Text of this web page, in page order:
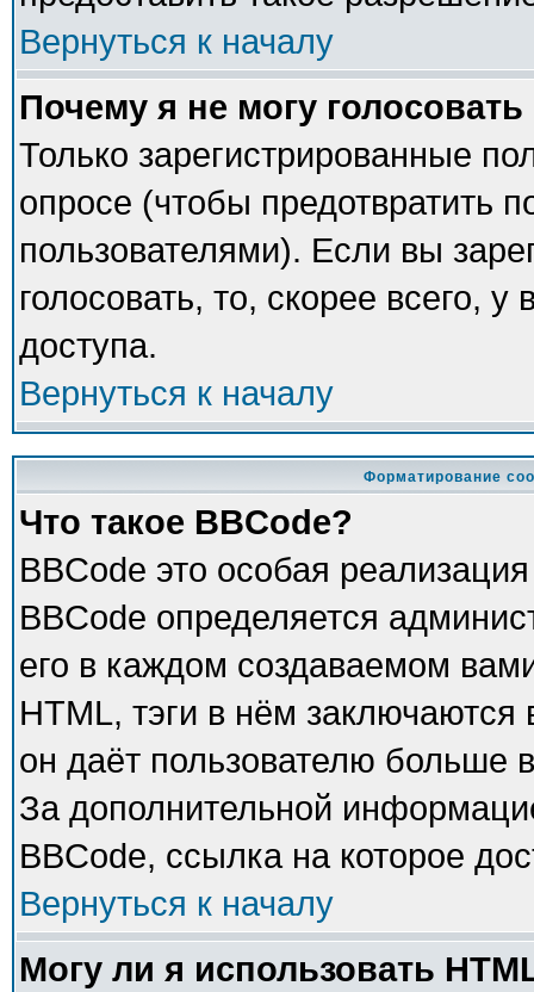
Вернуться к началу
Почему я не могу
Только зарегистрированные
опросе (чтобы предотвратить
пользователями). Если вы
голосовать, то, скорее всего,
доступа.
Вернуться к началу
Форматирование
Что такое BBCode?
BBCode это особая
BBCode определяется
его в каждом создаваемом
HTML, тэги в нём
он даёт пользователю больше
За дополнительной
BBCode, ссылка на которое
Вернуться к началу
Могу ли я использовать